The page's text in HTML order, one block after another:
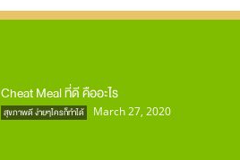
Cheat Meal ที่ดี คืออะไร
สุขภาพดี ง่ายๆใครก็ทำได้ March 27, 2020